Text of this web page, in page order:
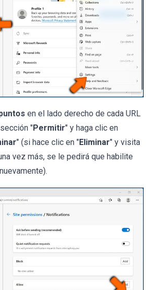
en el lado derecho de cada URL
"Permitir" y haga clic en
" (si hace clic en "Eliminar" y visita
vez más, se le pedirá que habilite